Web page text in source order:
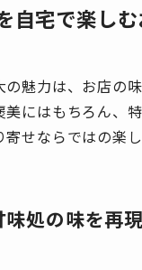
自宅で楽し
の魅力は、お店の
美にはもちろん、
せならではの楽
処の味を再